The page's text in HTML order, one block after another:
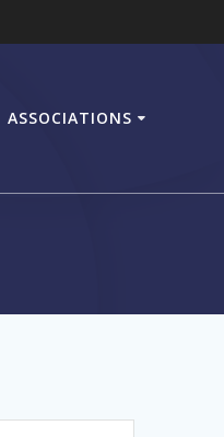
ASSOCIATIONS